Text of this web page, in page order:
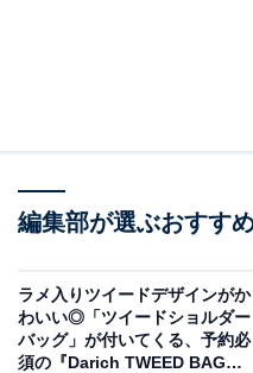
こんなこいるかな 40th Anniversary
宝島社から6月24日に発売
編集部が選ぶおすす
ラメ入りツイードデザインがか
わいい◎「ツイードショルダー
バッグ」が付いてくる、予約必
須の『Darich TWEED BAG